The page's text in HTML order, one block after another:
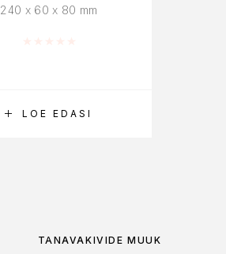
LOE EDASI
240 x 60 x 80 mm
TÄNAVAKIVIDE MÜÜK